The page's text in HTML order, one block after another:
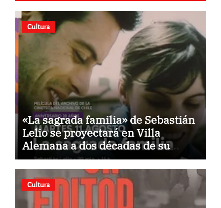
Cultura
«La sagrada familia» de Sebastián
Lelio se proyectará en Villa
Alemana a dos décadas de su
estreno
Cultura